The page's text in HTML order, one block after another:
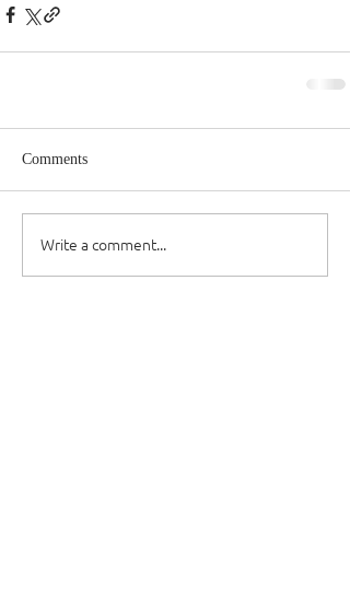
Comments
Write a comment...